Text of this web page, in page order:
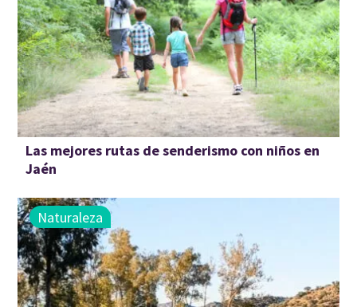
Las mejores rutas de senderismo con niños en
Jaén
Naturaleza